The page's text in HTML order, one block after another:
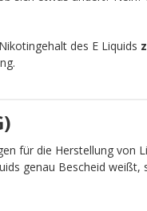
des E Liquids
für die Herstellung von
genau Bescheid weißt,